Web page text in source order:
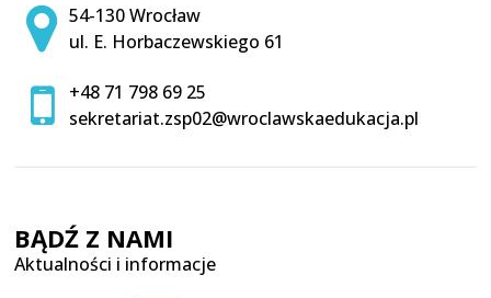
Adres pocztowy:
54-130 Wrocław
ul. E. Horbaczewskiego 61
+48 71 798 69 25
sekretariat.zsp02@wroclawskaedukacja.pl
BĄDŹ Z NAMI
Aktualności i informacje